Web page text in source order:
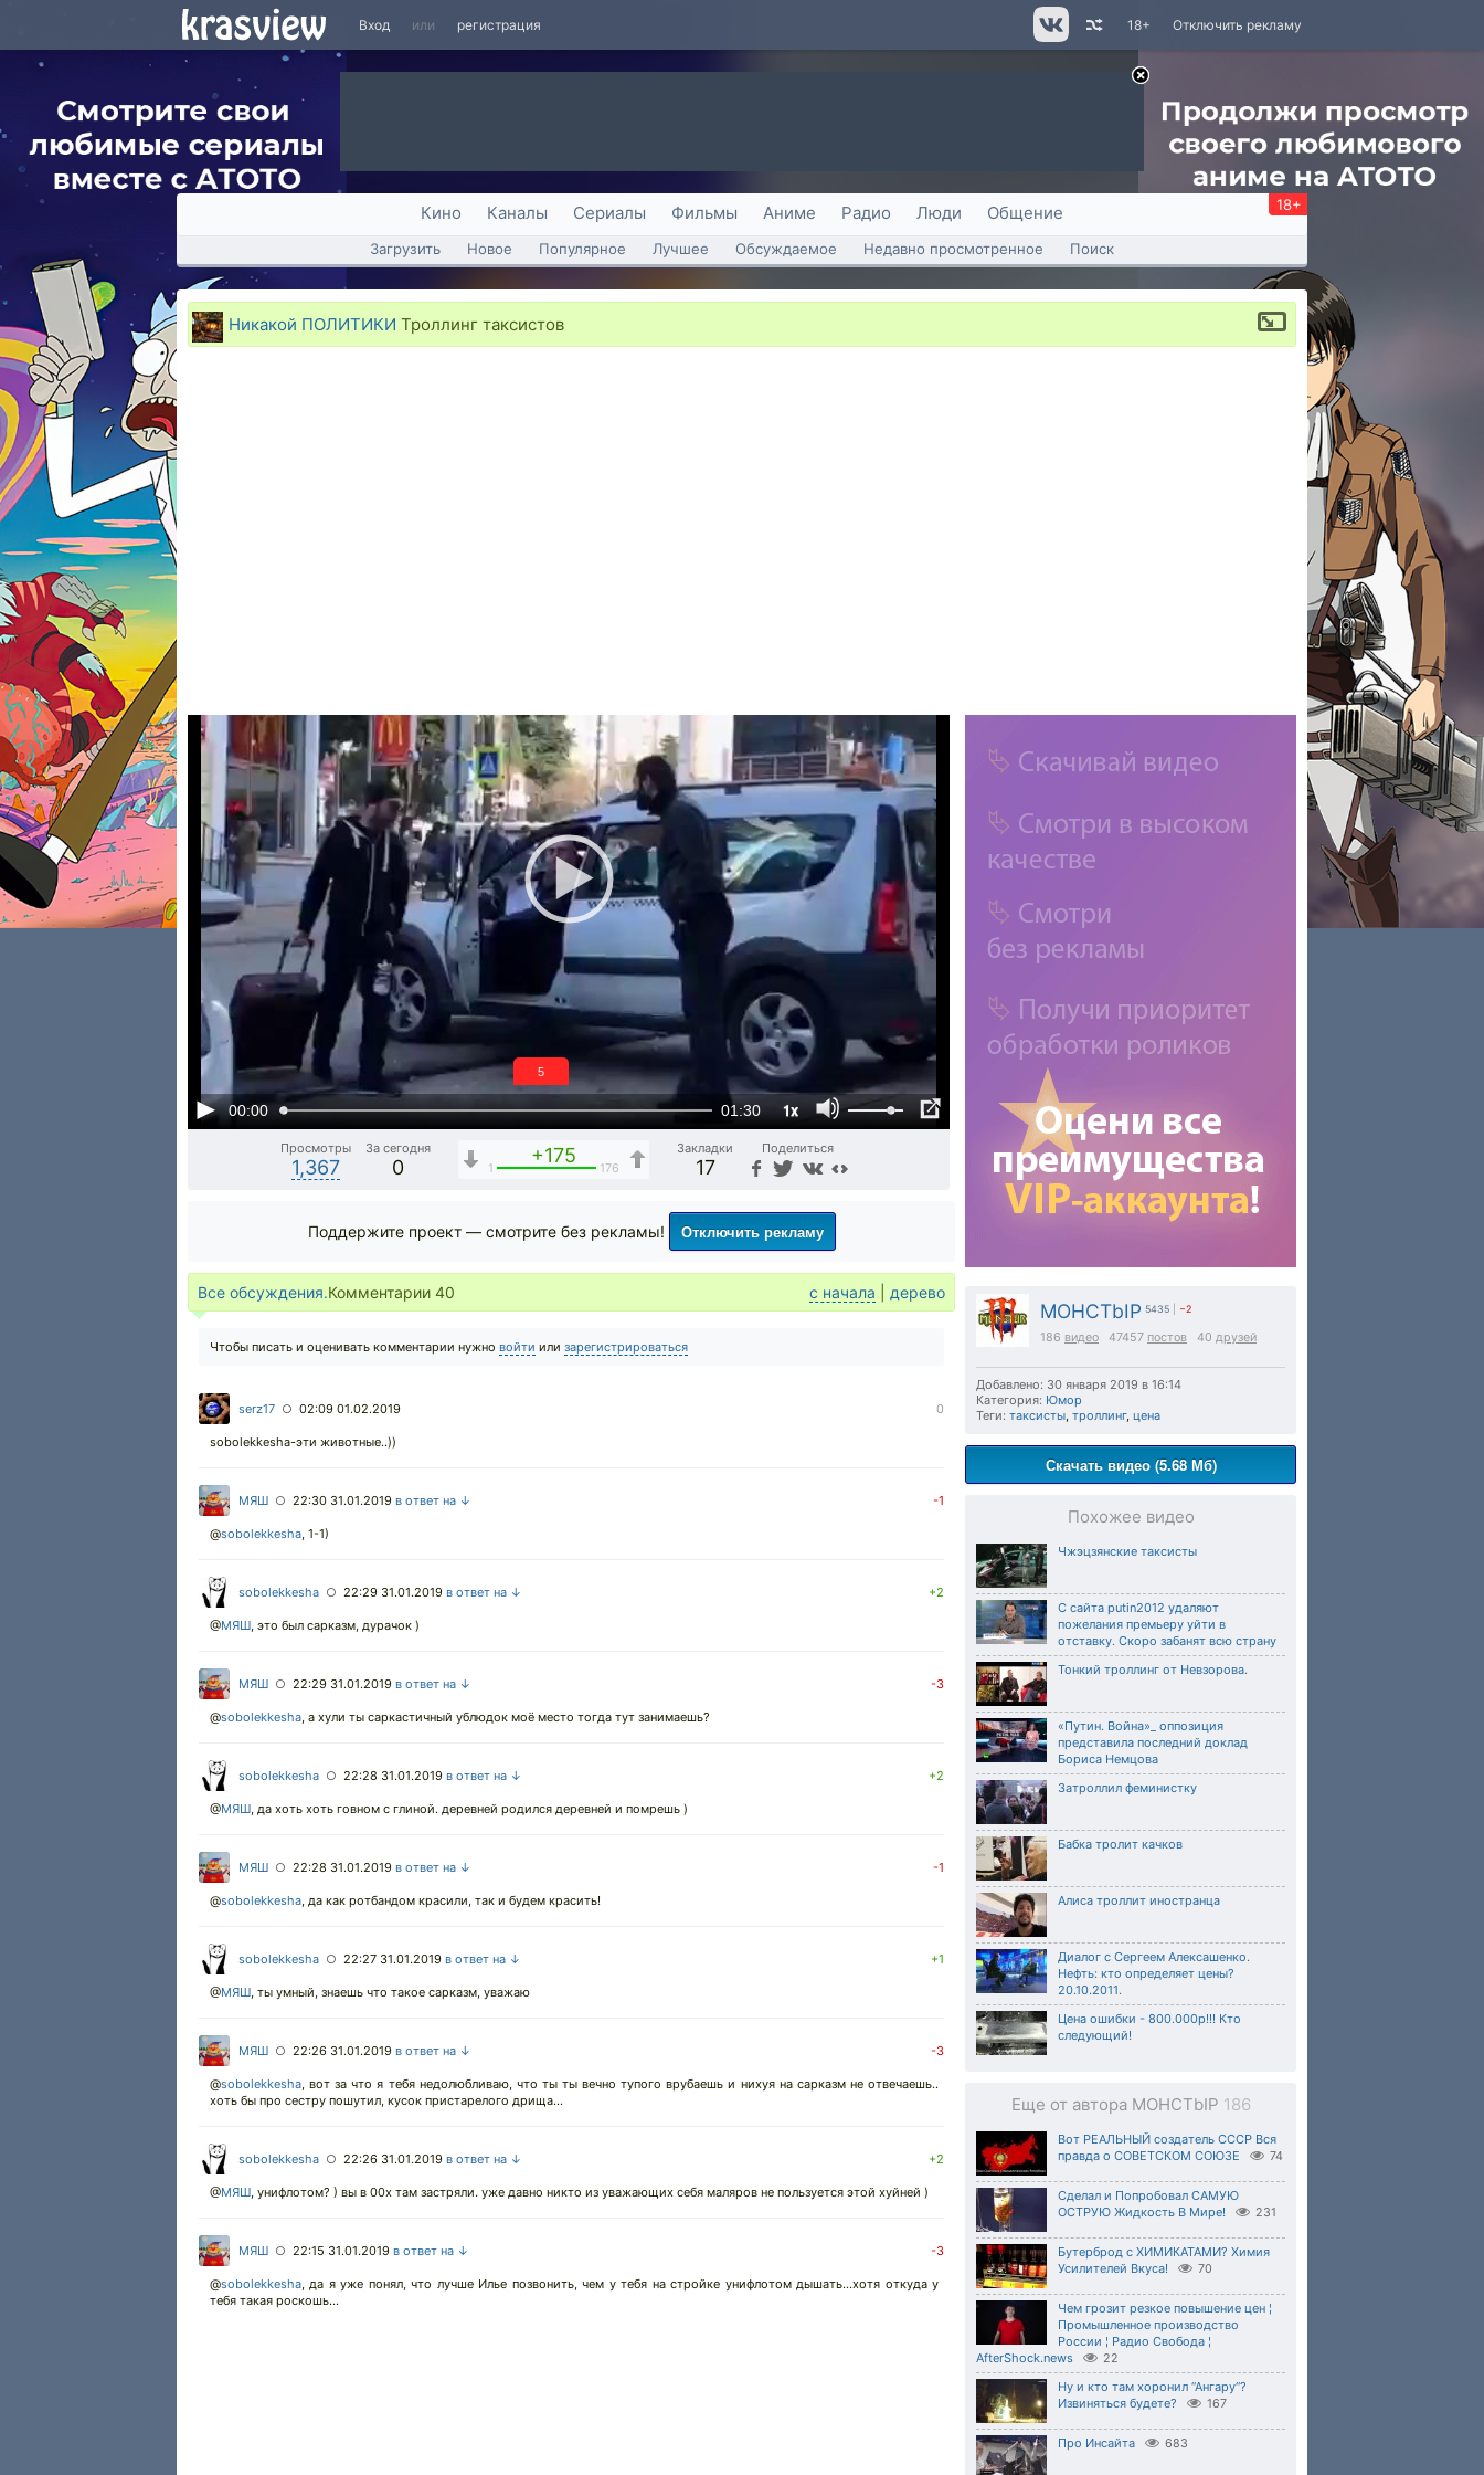
Вход или регистрация Отключить рекламу
18+
Кино Каналы Сериалы Фильмы Аниме Радио Люди Общение 18+
Загрузить Новое Популярное Лучшее Обсуждаемое Недавно просмотренное Поиск
Никакой ПОЛИТИКИ Троллинг таксистов
00:00 01:30 1x
4
Просмотры
1,367
За сегодня
0
+175
1 176
Закладки
17
Поделиться
MOHCTbIP 5435 −2
186 видео 47457 постов 40 друзей
Добавлено: 30 января 2019 в 16:14
Категория: Юмор
Теги: таксисты, троллинг, цена
Скачать видео (5.68 Мб)
Похожее видео
Чжэцзянские таксисты
С сайта putin2012 удаляют
пожелания премьеру уйти в
отставку. Скоро забанят всю страну
Тонкий троллинг от Невзорова.
«Путин. Война»_ оппозиция
представила последний доклад
Бориса Немцова
Затроллил феминистку
Бабка тролит качков
Алиса троллит иностранца
Диалог с Сергеем Алексашенко.
Нефть: кто определяет цены?
20.10.2011.
Цена ошибки - 800.000р!!! Кто
следующий!
Еще от автора MOHCTbIP 186
Вот РЕАЛЬНЫЙ создатель СССР Вся
правда о СОВЕТСКОМ СОЮЗЕ
74
Сделал и Попробовал САМУЮ
ОСТРУЮ Жидкость В Мире!
231
Бутерброд с ХИМИКАТАМИ? Химия
Усилителей Вкуса!
70
Чем грозит резкое повышение цен ¦
Промышленное производство
России ¦ Радио Свобода ¦
AfterShock.news
22
Ну и кто там хоронил “Ангару“?
Извиняться будете?
167
Про Инсайта 683
Поддержите проект — смотрите без рекламы! Отключить рекламу
Все обсуждения.Комментарии 40 с начала дерево
Чтобы писать и оценивать комментарии нужно войти или зарегистрироваться
serz17 ○ 02:09 01.02.2019 0
sobolekkesha-эти животные..))
МЯШ ○ 22:30 31.01.2019 в ответ на ↓ -1
@sobolekkesha, 1-1)
sobolekkesha ○ 22:29 31.01.2019 в ответ на ↓ +2
@МЯШ, это был сарказм, дурачок )
МЯШ ○ 22:29 31.01.2019 в ответ на ↓ -3
@sobolekkesha, а хули ты саркастичный ублюдок моё место тогда тут занимаешь?
sobolekkesha ○ 22:28 31.01.2019 в ответ на ↓ +2
@МЯШ, да хоть хоть говном с глиной. деревней родился деревней и помрешь )
МЯШ ○ 22:28 31.01.2019 в ответ на ↓ -1
@sobolekkesha, да как ротбандом красили, так и будем красить!
sobolekkesha ○ 22:27 31.01.2019 в ответ на ↓ +1
@МЯШ, ты умный, знаешь что такое сарказм, уважаю
МЯШ ○ 22:26 31.01.2019 в ответ на ↓ -3
@sobolekkesha, вот за что я тебя недолюбливаю, что ты ты вечно тупого врубаешь и нихуя на сарказм не отвечаешь..
хоть бы про сестру пошутил, кусок пристарелого дрища...
sobolekkesha ○ 22:26 31.01.2019 в ответ на ↓ +2
@МЯШ, унифлотом? ) вы в 00х там застряли. уже давно никто из уважающих себя маляров не пользуется этой хуйней )
МЯШ ○ 22:15 31.01.2019 в ответ на ↓ -3
@sobolekkesha, да я уже понял, что лучше Илье позвонить, чем у тебя на стройке унифлотом дышать...хотя откуда у
тебя такая роскошь...